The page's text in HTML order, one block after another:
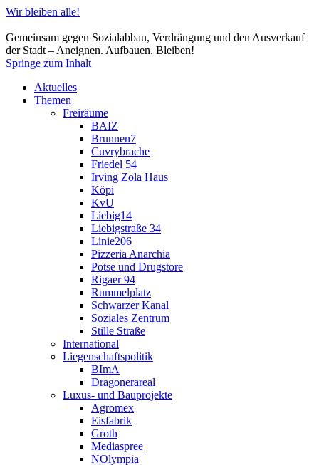
Wir bleiben alle!
Gemeinsam gegen Sozialabbau, Verdrängung und den Ausverkauf
der Stadt – Aneignen. Aufbauen. Bleiben!
Springe zum Inhalt
Aktuelles
Themen
Freiräume
BAIZ
Brunnen7
Cuvrybrache
Friedel 54
Irving Zola Haus
Köpi
KvU
Liebig14
Liebigstraße 34
Linie206
Pizzeria Anarchia
Potse und Drugstore
Rigaer 94
Rummelplatz
Schwarzer Kanal
Soziales Zentrum
Stille Straße
International
Liegenschaftspolitik
BImA
Dragonerareal
Luxus- und Bauprojekte
Agromex
Eisfabrik
Groth
Mediaspree
NOlympia